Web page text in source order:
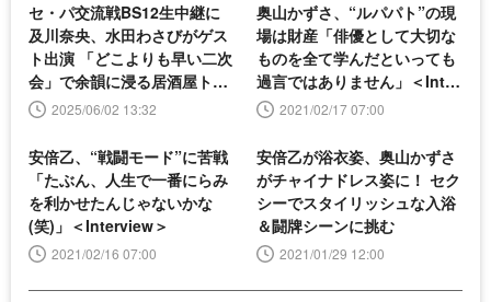
セ・パ交流戦BS12生中継に
及川奈央、水田わさびがゲス
ト出演 「どこよりも早い二次
会」で余韻に浸る居酒屋トー
クを実施
2025/06/02 13:32
奥山かずさ、“ルパパト”の現
場は財産「俳優として大切な
ものを全て学んだといっても
過言ではありません」＜Inter
view＞2021/02/17 07:00
安倍乙、“戦闘モード”に苦戦
「たぶん、人生で一番にらみ
を利かせたんじゃないかな
(笑)」＜Interview＞
2021/02/16 07:00
安倍乙が浴衣姿、奥山かずさ
がチャイナドレス姿に！ セク
シーでスタイリッシュな入浴
＆闘牌シーンに挑む
2021/01/29 12:00